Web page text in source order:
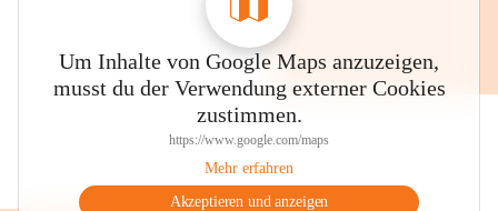
Um Inhalte von Google Maps anzuzeigen,
musst du der Verwendung externer Cookies
zustimmen.
https://www.google.com/maps
Mehr erfahren
Akzeptieren und anzeigen